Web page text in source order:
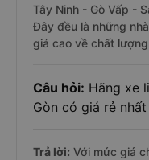
Tây Ninh - Gò Vấp -
Đây đều là những
giá cao về chất
Câu hỏi: Hãng xe
Gòn có giá rẻ
Trả lời: Với mức giá